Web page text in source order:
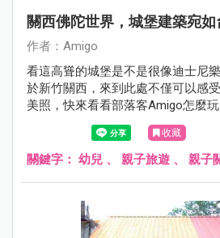
關西佛陀世界，城堡建築宛
作者：Amigo
看這高聳的城堡是不是很像迪士尼
於新竹關西，來到此處不僅可以感
美照，快來看看部落客Amigo怎麼玩
收藏
關鍵字： 幼兒 、 親子旅遊 、 親子